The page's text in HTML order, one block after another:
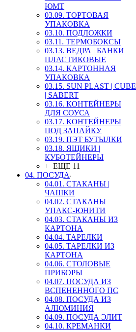
ЮМТ
03.09. ТОРТОВАЯ
УПАКОВКА
03.10. ПОДЛОЖКИ
03.11. ТЕРМОБОКСЫ
03.13. ВЕДРА | БАНКИ
ПЛАСТИКОВЫЕ
03.14. КАРТОННАЯ
УПАКОВКА
03.15. SUN PLAST | CUBE
| SABERT
03.16. КОНТЕЙНЕРЫ
ДЛЯ СОУСА
03.17. КОНТЕЙНЕРЫ
ПОД ЗАПАЙКУ
03.19. ПЭТ БУТЫЛКИ
03.18. ЯЩИКИ |
КУБОТЕЙНЕРЫ
+ ЕЩЕ 11
04. ПОСУДА
04.01. СТАКАНЫ |
ЧАШКИ
04.02. СТАКАНЫ
УПАКС-ЮНИТИ
04.03. СТАКАНЫ ИЗ
КАРТОНА
04.04. ТАРЕЛКИ
04.05. ТАРЕЛКИ ИЗ
КАРТОНА
04.06. СТОЛОВЫЕ
ПРИБОРЫ
04.07. ПОСУДА ИЗ
ВСПЕНЕННОГО ПС
04.08. ПОСУДА ИЗ
АЛЮМИНИЯ
04.09. ПОСУДА ЭЛИТ
04.10. КРЕМАНКИ